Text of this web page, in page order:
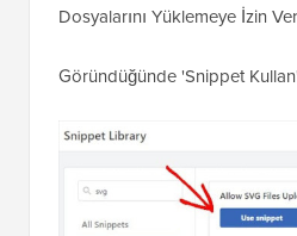
Dosyalarını Yüklemeye İzin
Göründüğünde 'Snippet